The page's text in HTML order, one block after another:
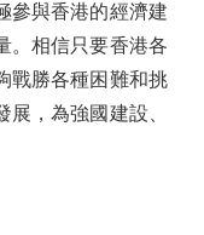
參與香港的經濟建
。相信只要香港各
戰勝各種困難和挑
，為強國建設、